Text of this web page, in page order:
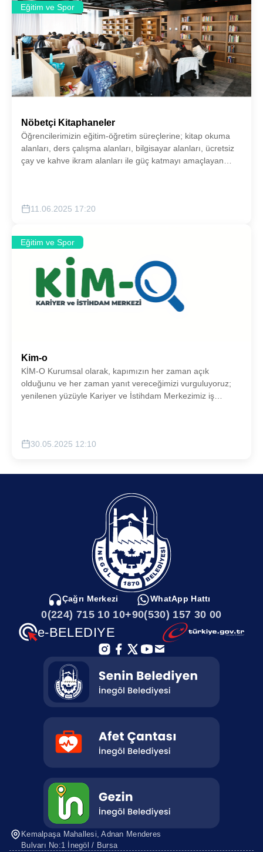
Eğitim ve Spor
Nöbetçi Kitaphaneler
Öğrencilerimizin eğitim-öğretim süreçlerine; kitap okuma
alanları, ders çalışma alanları, bilgisayar alanları, ücretsiz
çay ve kahve ikram alanları ile güç katmayı amaçlayan
11.06.2025 17:20
Eğitim ve Spor
Kim-o
KİM-O Kurumsal olarak, kapımızın her zaman açık
olduğunu ve her zaman yanıt vereceğimizi vurguluyoruz;
yenilenen yüzüyle Kariyer ve İstihdam Merkezimiz iş
30.05.2025 12:10
Çağrı Merkezi
0(224) 715 10 10
WhatApp Hattı
+90(530) 157 30 00
e-BELEDIYE
Kemalpaşa Mahallesi, Adnan Menderes
Bulvarı No:1 İnegöl / Bursa